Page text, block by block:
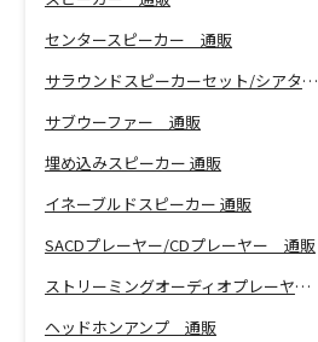
センタースピーカー 通販
サラウンドスピーカーセット/シアターバー 通販
サブウーファー 通販
埋め込みスピーカー 通販
イネーブルドスピーカー 通販
SACDプレーヤー/CDプレーヤー 通販
ストリーミングオーディオプレーヤー 通販
ヘッドホンアンプ 通販